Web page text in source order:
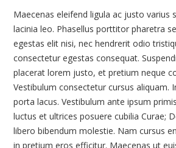
Maecenas eleifend ligula ac justo varius
lacinia leo. Phasellus porttitor pharetra
egestas elit nisi, nec hendrerit odio
consectetur egestas consequat.
placerat lorem justo, et pretium neque
Vestibulum consectetur cursus aliquam.
porta lacus. Vestibulum ante ipsum
luctus et ultrices posuere cubilia Curae;
libero bibendum molestie. Nam cursus
in pretium eros efficitur. Maecenas ut